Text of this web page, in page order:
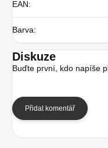
EAN:
Barva:
Diskuze
Buďte první, kdo napíše
Přidat komentář